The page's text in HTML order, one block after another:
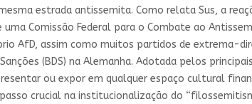
estrada antissemita. Como relata Sus, a
Comissão Federal para o Combate ao
AfD, assim como muitos partidos de extrema-
(BDS) na Alemanha. Adotada pelos
ou expor em qualquer espaço cultural
crucial na institucionalização do